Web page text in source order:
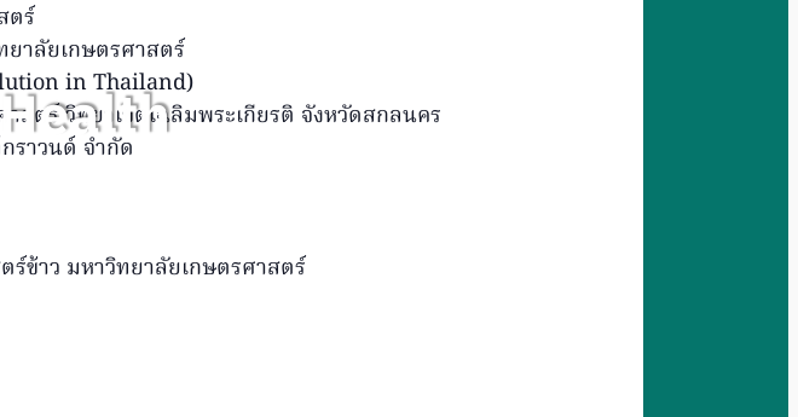
ตร์
าลัยเกษตรศาสตร์
in Thailand)
ตร์ วิทยาเขตเฉลิมพระเกียรติ จังหวัดสกลนคร
ราวนด์ จำกัด
ร์ข้าว มหาวิทยาลัยเกษตรศาสตร์